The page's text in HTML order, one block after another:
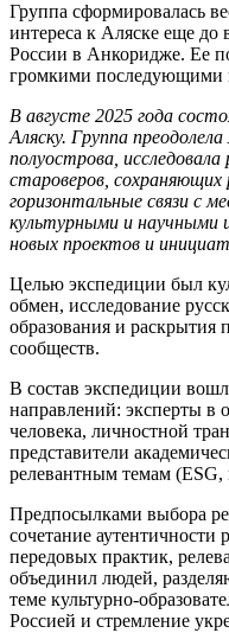
Группа сформировалась
интереса к Аляске еще
России в Анкоридже. Ее
громкими последующими
В августе 2025 года
Аляску. Группа
полуострова, исследовала
староверов, сохраняющих
горизонтальные связи с
культурными и научными
новых проектов и
Целью экспедиции был
обмен, исследование
образования и раскрытия
сообществ.
В состав экспедиции
направлений: эксперты в
человека, личностной
представители
релевантным темам (ESG,
Предпосылками выбора
сочетание аутентичности
передовых практик,
объединил людей,
теме культурно-
Россией и стремление